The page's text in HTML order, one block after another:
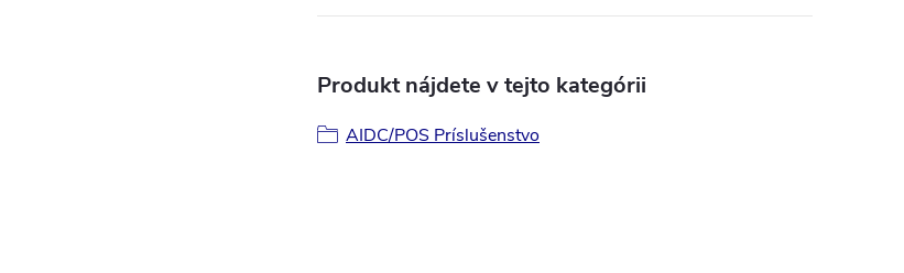
Produkt nájdete v tejto kategórii
AIDC/POS Príslušenstvo